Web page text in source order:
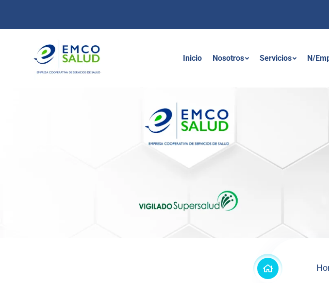
Inicio Nosotros Servicios N/